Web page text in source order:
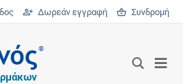
Δωρεάν εγγραφή Συνδρομή
®